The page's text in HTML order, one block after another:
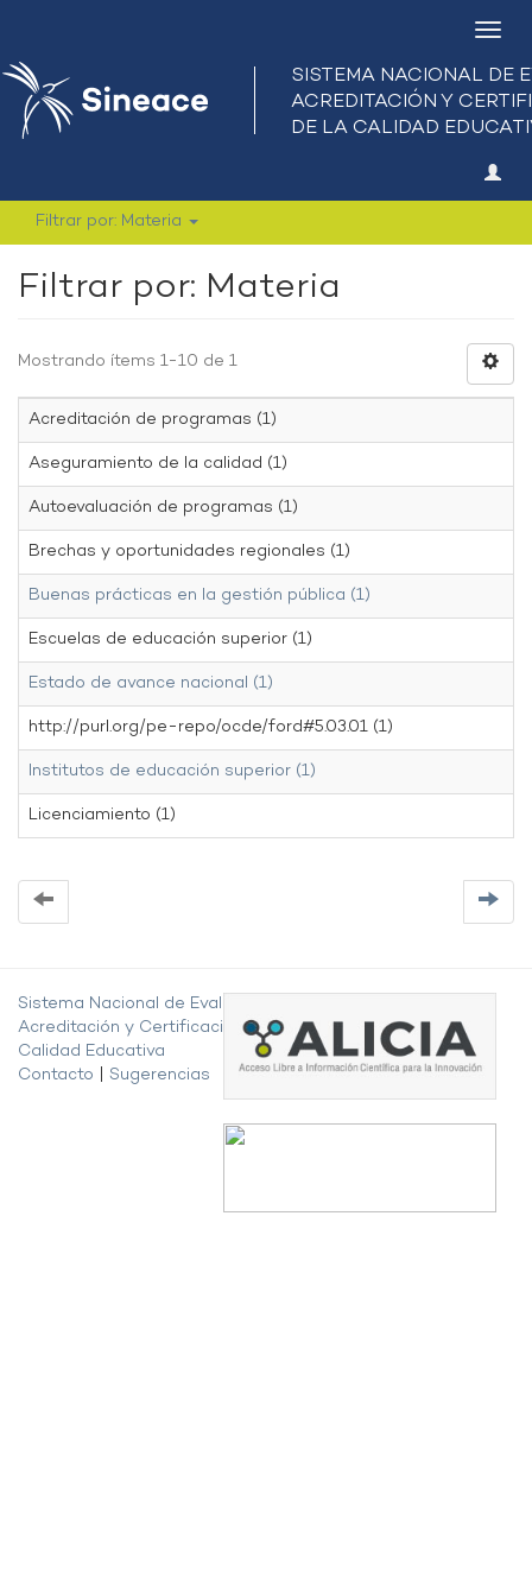
Filtrar por: Materia
Filtrar por: Materia
Mostrando ítems 1-10 de 1
Acreditación de programas (1)
Aseguramiento de la calidad (1)
Autoevaluación de programas (1)
Brechas y oportunidades regionales (1)
Buenas prácticas en la gestión pública (1)
Escuelas de educación superior (1)
Estado de avance nacional (1)
http://purl.org/pe-repo/ocde/ford#5.03.01 (1)
Institutos de educación superior (1)
Licenciamiento (1)
Sistema Nacional de Evaluación,
Acreditación y Certificación de la
Calidad Educativa
Contacto
Sugerencias